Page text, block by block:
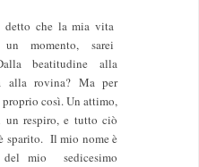
detto che la mia vita
momento, sarei
beatitudine alla
alla rovina? Ma per
proprio così. Un attimo,
respiro, e tutto ciò
sparito. Il mio nome è
mio sedicesimo